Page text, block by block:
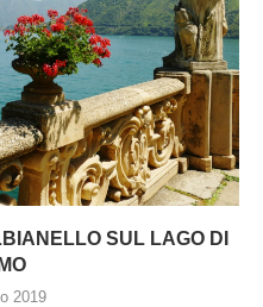
SUL LAGO DI
2019